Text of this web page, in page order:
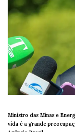
Ministro das Minas e
vida é a grande